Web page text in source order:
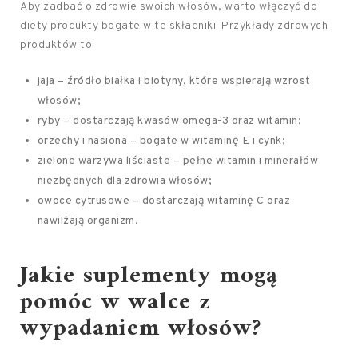
Aby zadbać o zdrowie swoich włosów, warto włączyć do
diety produkty bogate w te składniki. Przykłady zdrowych
produktów to:
jaja – źródło białka i biotyny, które wspierają wzrost
włosów;
ryby – dostarczają kwasów omega-3 oraz witamin;
orzechy i nasiona – bogate w witaminę E i cynk;
zielone warzywa liściaste – pełne witamin i minerałów
niezbędnych dla zdrowia włosów;
owoce cytrusowe – dostarczają witaminę C oraz
nawilżają organizm.
Jakie suplementy mogą
pomóc w walce z
wypadaniem włosów?